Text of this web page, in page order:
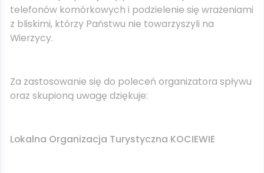
telefonów komórkowych i podzielenie się wrażeniami
z bliskimi, którzy Państwu nie towarzyszyli na
Wierzycy.
Za zastosowanie się do poleceń organizatora spływu
oraz skupioną uwagę dziękuje:
Lokalna Organizacja Turystyczna KOCIEWIE